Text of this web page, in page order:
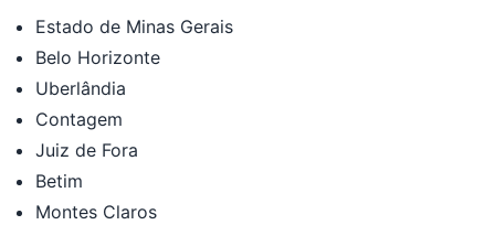
Estado de Minas Gerais
Belo Horizonte
Uberlândia
Contagem
Juiz de Fora
Betim
Montes Claros